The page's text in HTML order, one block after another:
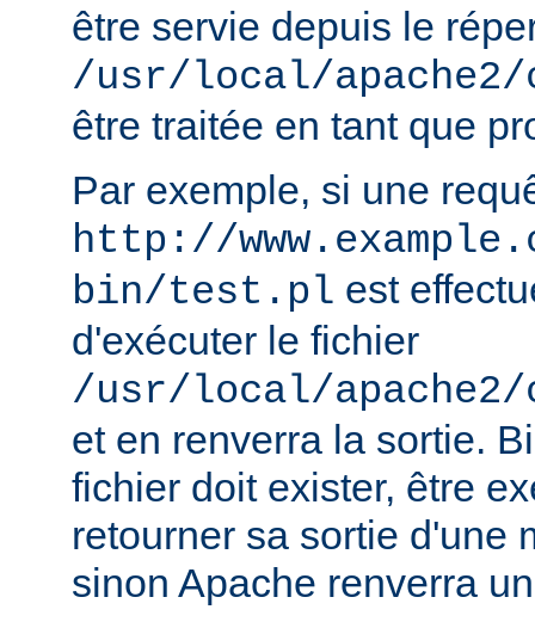
être servie depuis le
/usr/local/
être traitée en tant que
Par exemple, si une
http://
bin/test.pl est
d'exécuter le fichier
/usr/local/
et en renverra la sortie.
fichier doit exister, être
retourner sa sortie d'une
sinon Apache renverra